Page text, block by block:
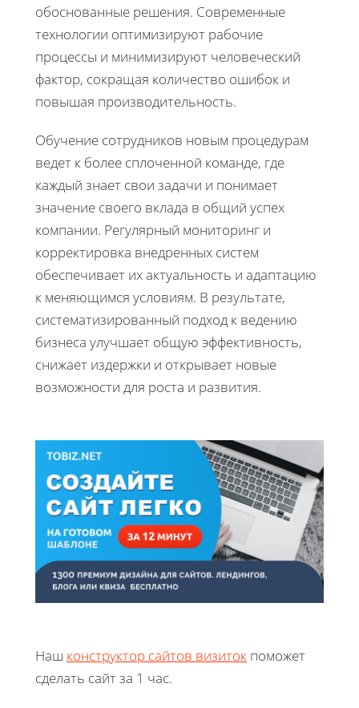
обоснованные решения. Современные
технологии оптимизируют рабочие
процессы и минимизируют человеческий
фактор, сокращая количество ошибок и
повышая производительность.
Обучение сотрудников новым процедурам
ведет к более сплоченной команде, где
каждый знает свои задачи и понимает
значение своего вклада в общий успех
компании. Регулярный мониторинг и
корректировка внедренных систем
обеспечивает их актуальность и адаптацию
к меняющимся условиям. В результате,
систематизированный подход к ведению
бизнеса улучшает общую эффективность,
снижает издержки и открывает новые
возможности для роста и развития.
Наш конструктор сайтов визиток поможет
сделать сайт за 1 час.